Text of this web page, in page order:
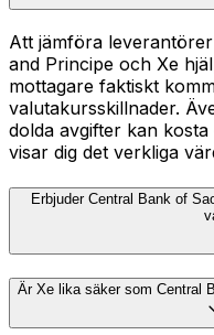
Att jämföra
and Principe och Xe
mottagare faktiskt
valutakursskillnader.
dolda avgifter kan
visar dig det verkliga
Erbjuder Central Bank of
Är Xe lika säker som Central